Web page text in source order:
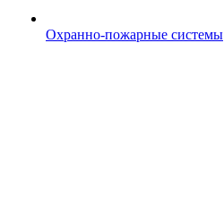
Охранно-пожарные системы